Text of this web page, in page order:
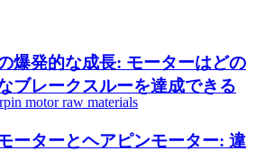
爆発的な成長: モーターはどの
ブレークスルーを達成できる
ーターとヘアピンモーター: 違